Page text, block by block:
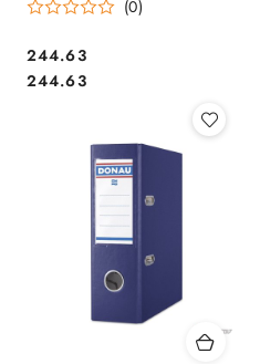
do segregatora 100 ark. /
(0)
Cena:
244.63
Cena:
244.63